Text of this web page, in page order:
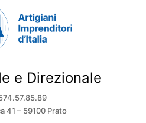
e Direzionale
41 – 59100 Prato